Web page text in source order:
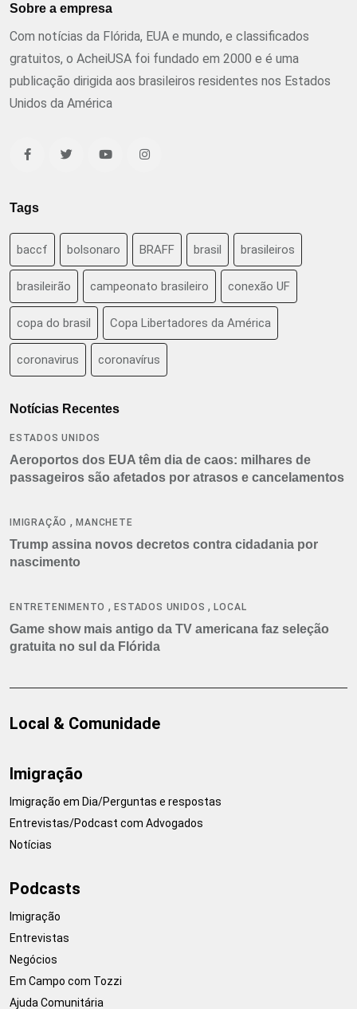
Sobre a empresa
Com notícias da Flórida, EUA e mundo, e classificados
gratuitos, o AcheiUSA foi fundado em 2000 e é uma
publicação dirigida aos brasileiros residentes nos Estados
Unidos da América
Tags
baccf bolsonaro BRAFF brasil brasileiros
brasileirão campeonato brasileiro conexão UF
copa do brasil Copa Libertadores da América
coronavirus coronavírus
Notícias Recentes
ESTADOS UNIDOS
Aeroportos dos EUA têm dia de caos: milhares de
passageiros são afetados por atrasos e cancelamentos
IMIGRAÇÃO ,MANCHETE
Trump assina novos decretos contra cidadania por
nascimento
ENTRETENIMENTO ,ESTADOS UNIDOS ,LOCAL
Game show mais antigo da TV americana faz seleção
gratuita no sul da Flórida
Local & Comunidade
Imigração
Imigração em Dia/Perguntas e respostas
Entrevistas/Podcast com Advogados
Notícias
Podcasts
Imigração
Entrevistas
Negócios
Em Campo com Tozzi
Ajuda Comunitária